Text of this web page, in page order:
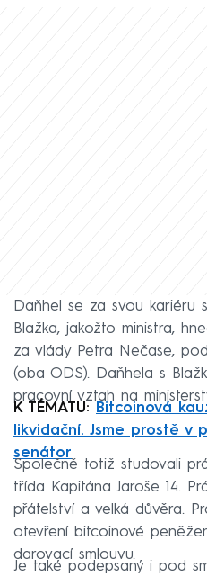
Daňhel se za svou kariéru
Blažka, jakožto ministra,
za vlády Petra Nečase,
(oba ODS). Daňhela s
pracovní vztah na
K TÉMATU:
Bitcoinová
likvidační. Jsme prostě v
senátor
Společně totiž studovali
třída Kapitána Jaroše 14.
přátelství a velká důvěra.
otevření bitcoinové
darovací smlouvu.
Je také podepsaný i pod